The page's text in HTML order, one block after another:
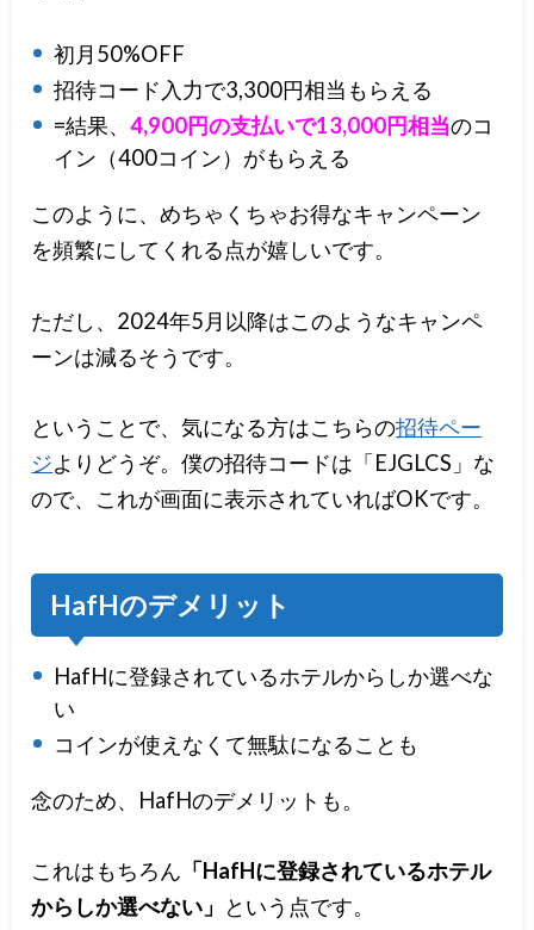
初月50%OFF
招待コード入力で3,300円相当もらえる
=結果、 4,900円の支払いで13,000円相当のコ
イン（400コイン）がもらえる
このように、めちゃくちゃお得なキャンペーン
を頻繁にしてくれる点が嬉しいです。
ただし、2024年5月以降はこのようなキャンペ
ーンは減るそうです。
ということで、気になる方はこちらの招待ペー
ジよりどうぞ。僕の招待コードは「EJGLCS」な
ので、これが画面に表示されていればOKです。
HafHのデメリット
HafHに登録されているホテルからしか選べな
い
コインが使えなくて無駄になることも
念のため、HafHのデメリットも。
これはもちろん 「HafHに登録されているホテル
からしか選べない」 という点です。